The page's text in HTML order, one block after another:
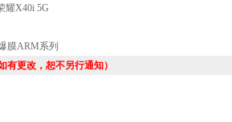
耀X40i 5G
膜ARM系列
有更改，恕不另行通知）